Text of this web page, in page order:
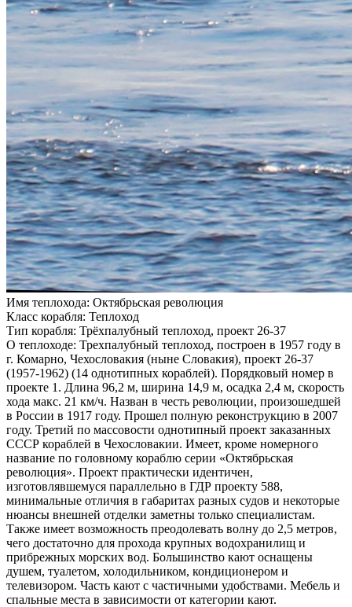
Имя теплохода: Октябрьская революция
Класс корабля: Теплоход
Тип корабля: Трёхпалубный теплоход, проект 26-37
О теплоходе: Трехпалубный теплоход, построен в 1957 году в
г. Комарно, Чехословакия (ныне Словакия), проект 26-37
(1957-1962) (14 однотипных кораблей). Порядковый номер в
проекте 1. Длина 96,2 м, ширина 14,9 м, осадка 2,4 м, скорость
хода макс. 21 км/ч. Назван в честь революции, произошедшей
в России в 1917 году. Прошел полную реконструкцию в 2007
году. Третий по массовости однотипный проект заказанных
СССР кораблей в Чехословакии. Имеет, кроме номерного
название по головному кораблю серии «Октябрьская
революция». Проект практически идентичен,
изготовлявшемуся параллельно в ГДР проекту 588,
минимальные отличия в габаритах разных судов и некоторые
нюансы внешней отделки заметны только специалистам.
Также имеет возможность преодолевать волну до 2,5 метров,
чего достаточно для прохода крупных водохранилищ и
прибрежных морских вод. Большинство кают оснащены
душем, туалетом, холодильником, кондиционером и
телевизором. Часть кают с частичными удобствами. Мебель и
спальные места в зависимости от категории кают.